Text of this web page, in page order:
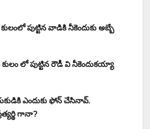
పుట్టిన వాడికి నీకెందుకు అబ్బే
లో పుట్టిన రౌడీ వి నీకెందుకయ్యా
ఎందుకు ఫోన్ చేసినావ్.
గానా?